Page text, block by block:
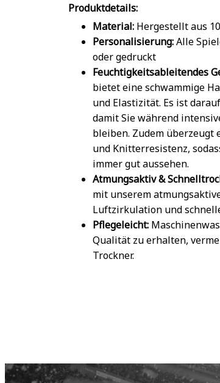
Produktdetails:
Material: Hergestellt aus
Personalisierung:Alle
oder gedruckt
Feuchtigkeitsableitendes
bietet eine schwammige
und Elastizität. Es ist
damit Sie während
bleiben. Zudem überzeugt
und Knitterresistenz,
immer gut aussehen.
Atmungsaktiv &
mit unserem
Luftzirkulation und
Pflegeleicht:
Qualität zu erhalten,
Trockner.